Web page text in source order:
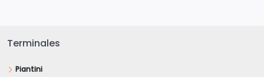
Terminales
Piantini